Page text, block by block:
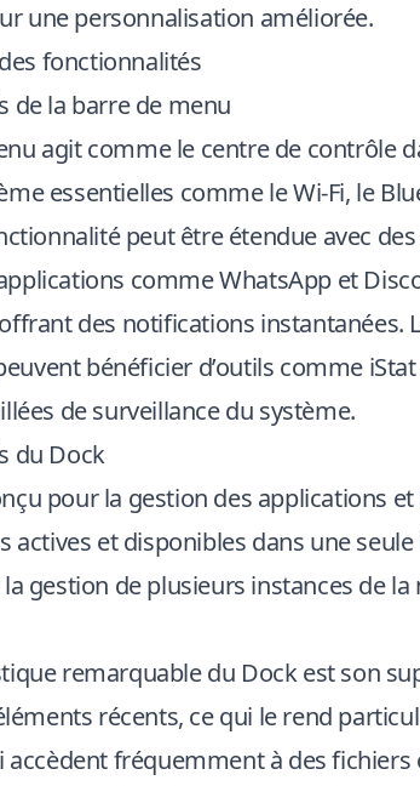
une personnalisation améliorée.
fonctionnalités
de la barre de menu
agit comme le centre de contrôle
essentielles comme le Wi-Fi, le
peut être étendue avec
commeWhatsApp et
des notifications instantanées.
bénéficier d’outils comme
de surveillance du système.
du Dock
pour la gestion des applications et
actives et disponibles dans une
gestion de plusieurs instances de
remarquable du Dock est son
récents, ce qui le rend
fréquemment à des fichiers